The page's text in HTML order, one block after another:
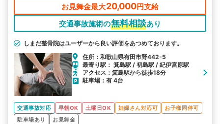
お見舞金最大20,000円支給
交通事故施術の無料相談あり
しまだ整骨院はユーザーから良い評価をあつめております。
住所：和歌山県有田市野442-5
最寄り駅： 箕島駅 / 初島駅 / 紀伊宮原駅
アクセス：箕島駅から徒歩18分
駐車場：有 4台
交通事故対応 早朝OK 土曜日OK 妊婦さん対応可
お子様同伴可
駐車場あり
お見舞金